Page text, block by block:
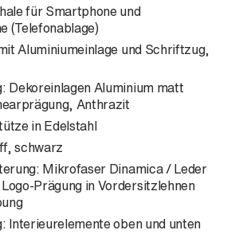
für Smartphone und
(Telefonablage)
Aluminiumeinlage und Schriftzug,
Dekoreinlagen Aluminium matt
Anthrazit
in Edelstahl
schwarz
Mikrofaser Dinamica / Leder
Prägung in Vordersitzlehnen
Interieurelemente oben und unten